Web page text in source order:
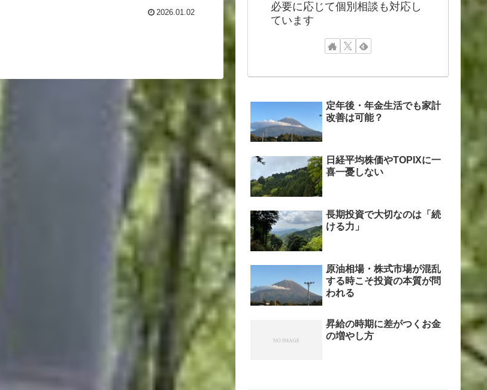
2026.01.02
必要に応じて個別相談も対応し
ています
定年後・年金生活でも家計
改善は可能？
日経平均株価やTOPIXに一
喜一憂しない
長期投資で大切なのは「続
ける力」
原油相場・株式市場が混乱
する時こそ投資の本質が問
われる
昇給の時期に差がつくお金
の増やし方